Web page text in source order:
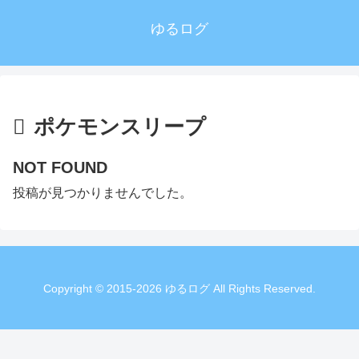
ゆるログ
ポケモンスリープ
NOT FOUND
投稿が見つかりませんでした。
Copyright © 2015-2026 ゆるログ All Rights Reserved.